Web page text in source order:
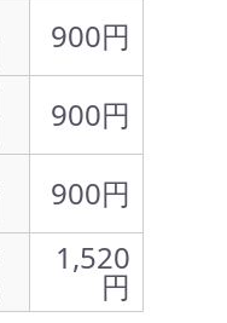
900円
900円
900円
1,520
円